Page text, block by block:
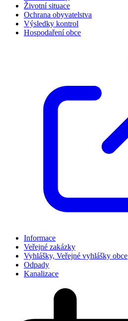
Životní situace
Ochrana obyvatelstva
Výsledky kontrol
Hospodaření obce
Informace
Veřejné zakázky
Vyhlášky, Veřejné vyhlášky obce
Odpady
Kanalizace